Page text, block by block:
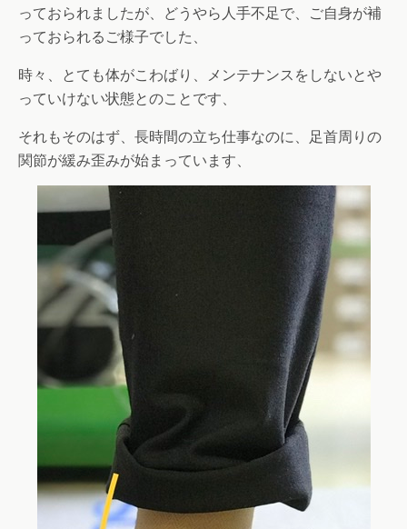
っておられましたが、どうやら人手不足で、ご自身が補
っておられるご様子でした、
時々、とても体がこわばり、メンテナンスをしないとや
っていけない状態とのことです、
それもそのはず、長時間の立ち仕事なのに、足首周りの
関節が緩み歪みが始まっています、